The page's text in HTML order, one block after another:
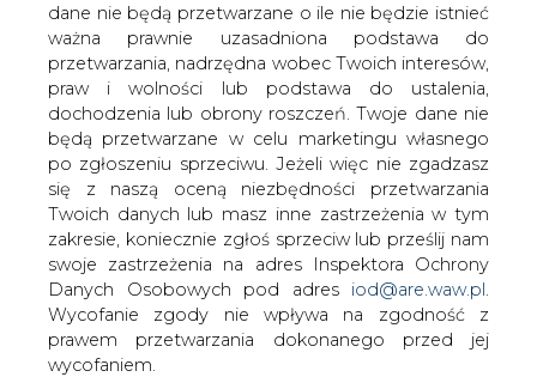
dane nie będą przetwarzane o ile nie będzie istnieć
ważna prawnie uzasadniona podstawa do
przetwarzania, nadrzędna wobec Twoich interesów,
praw i wolności lub podstawa do ustalenia,
dochodzenia lub obrony roszczeń. Twoje dane nie
będą przetwarzane w celu marketingu własnego
po zgłoszeniu sprzeciwu. Jeżeli więc nie zgadzasz
się z naszą oceną niezbędności przetwarzania
Twoich danych lub masz inne zastrzeżenia w tym
zakresie, koniecznie zgłoś sprzeciw lub prześlij nam
swoje zastrzeżenia na adres Inspektora Ochrony
Danych Osobowych pod adres iod@are.waw.pl.
Wycofanie zgody nie wpływa na zgodność z
prawem przetwarzania dokonanego przed jej
wycofaniem.
Działania na rzecz czystego powietrza
są działaniami na rzecz walki z COVID-
19. Wirus jest dużo bardziej groźny dla
osób, które żyją na obszarach o
wysokim stopniu zanieczyszczenia
powietrza - powiedział w środę
marszałek województwa
mazowieckiego Adam Struzik podczas
otwarcia IV Kongresu Czystego